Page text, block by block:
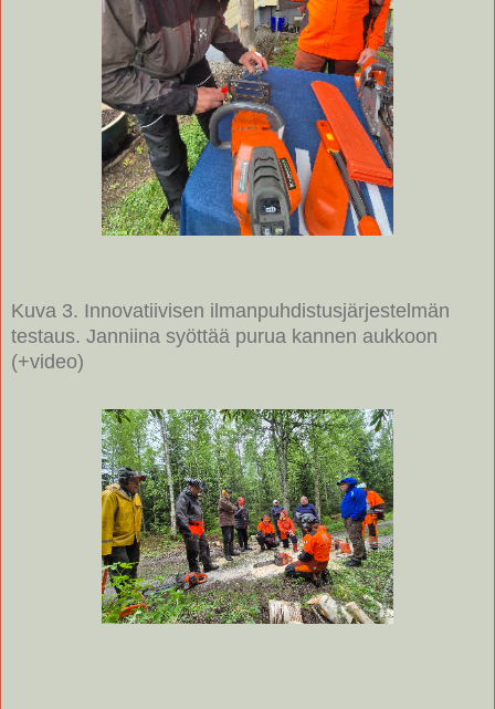
Kuva 3. Innovatiivisen ilmanpuhdistusjärjestelmän
testaus. Janniina syöttää purua kannen aukkoon
(+video)